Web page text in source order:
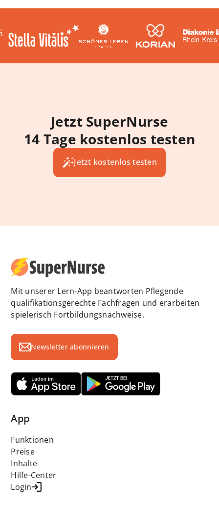
Jetzt SuperNurse
14 Tage kostenlos testen
Jetzt kostenlos testen
Mit unserer Lern-App beantworten Pflegende
qualifikationsgerechte Fachfragen und erarbeiten
spielerisch Fortbildungsnachweise.
Newsletter abonnieren
App
Funktionen
Preise
Inhalte
Hilfe-Center
Login